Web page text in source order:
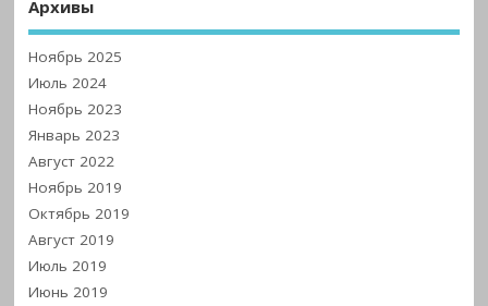
Архивы
Ноябрь 2025
Июль 2024
Ноябрь 2023
Январь 2023
Август 2022
Ноябрь 2019
Октябрь 2019
Август 2019
Июль 2019
Июнь 2019